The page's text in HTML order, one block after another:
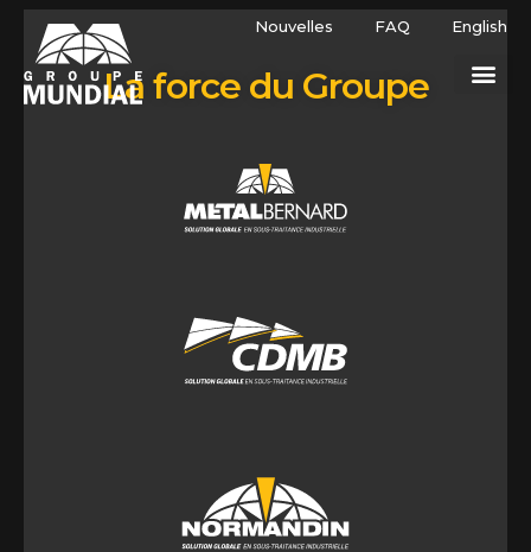
Nouvelles FAQ English
La force du Groupe
12, rue Napoléon-Couture Saint-Lambert-de-Lauzon
(Québec) Canada G0S 2W0
Tel: 418 889-0502
estimations@metalbernard.com
111, rue Léon-Vachon Saint-Lambert-de-Lauzon (Québec)
Canada G0S 2W0
Tel: 418 889-0502
estimations@metalbernard.com
931, Chemin Milton St-Valérien-de-Milton (Québec)
Canada J0H 2B0
Tel: 450 549-2949